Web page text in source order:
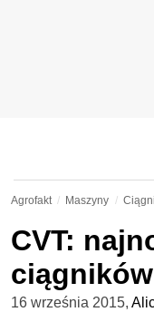
Agrofakt Maszyny
CVT:
16 września 2015,